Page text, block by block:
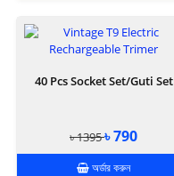
40 Pcs Socket Set/Guti Set
৳ 1395৳ 790
অর্ডার করুন